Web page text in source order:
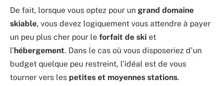
De fait, lorsque vous optez pour un grand domaine
skiable, vous devez logiquement vous attendre à payer
un peu plus cher pour le forfait de ski et
l’hébergement. Dans le cas où vous disposeriez d’un
budget quelque peu restreint, l’idéal est de vous
tourner vers les petites et moyennes stations.